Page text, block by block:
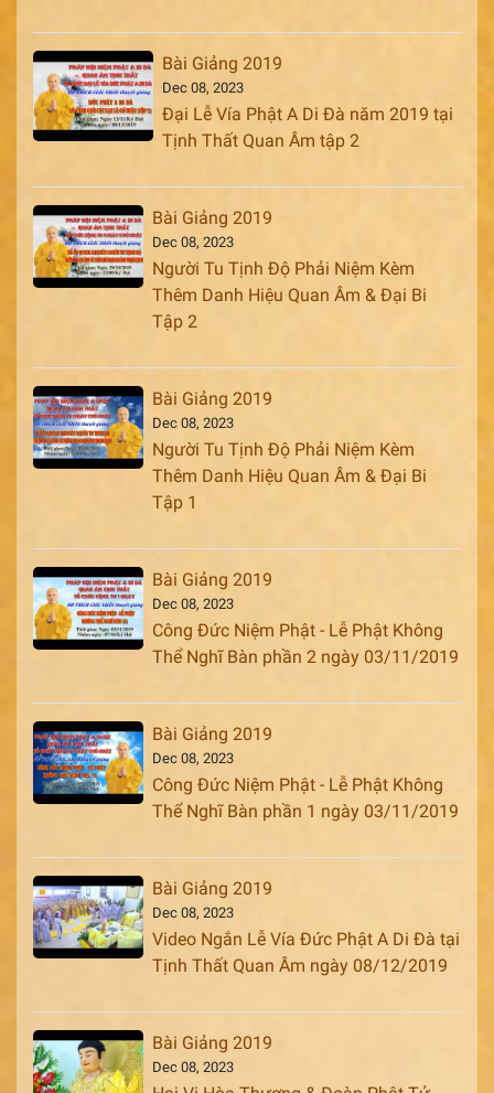
Bài Giảng 2019
Dec 08, 2023
Đại Lễ Vía Phật A Di Đà năm 2019 tại
Tịnh Thất Quan Âm tập 2
Bài Giảng 2019
Dec 08, 2023
Người Tu Tịnh Độ Phải Niệm Kèm
Thêm Danh Hiệu Quan Âm & Đại Bi
Tập 2
Bài Giảng 2019
Dec 08, 2023
Người Tu Tịnh Độ Phải Niệm Kèm
Thêm Danh Hiệu Quan Âm & Đại Bi
Tập 1
Bài Giảng 2019
Dec 08, 2023
Công Đức Niệm Phật - Lễ Phật Không
Thể Nghĩ Bàn phần 2 ngày 03/11/2019
Bài Giảng 2019
Dec 08, 2023
Công Đức Niệm Phật - Lễ Phật Không
Thể Nghĩ Bàn phần 1 ngày 03/11/2019
Bài Giảng 2019
Dec 08, 2023
Video Ngắn Lễ Vía Đức Phật A Di Đà tại
Tịnh Thất Quan Âm ngày 08/12/2019
Bài Giảng 2019
Dec 08, 2023